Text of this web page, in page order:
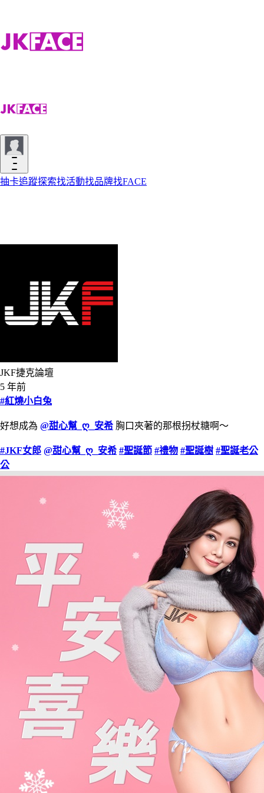
抽卡追蹤探索找活動找品牌找FACE
JKF捷克論壇
5 年前
#紅燒小白兔
好想成為 @甜心幫_ღ_安希 胸口夾著的那根拐杖糖啊～
#JKF女郎 @甜心幫_ღ_安希 #聖誕節 #禮物 #聖誕樹 #聖誕老公
公